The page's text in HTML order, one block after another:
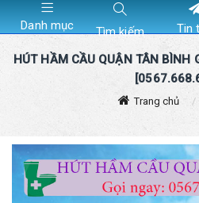
Danh mục Tìm kiếm Tin
HÚT HẦM CẦU QUẬN TÂN BÌNH
Trang chủ